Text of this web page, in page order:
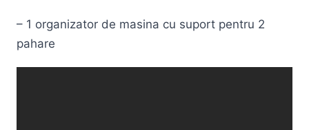
– 1 organizator de masina cu suport pentru 2
pahare